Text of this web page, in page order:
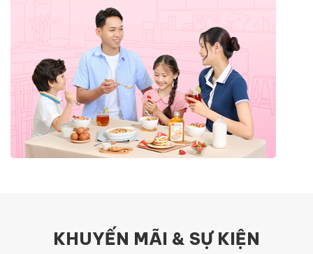
KHUYẾN MÃI & SỰ KIỆN